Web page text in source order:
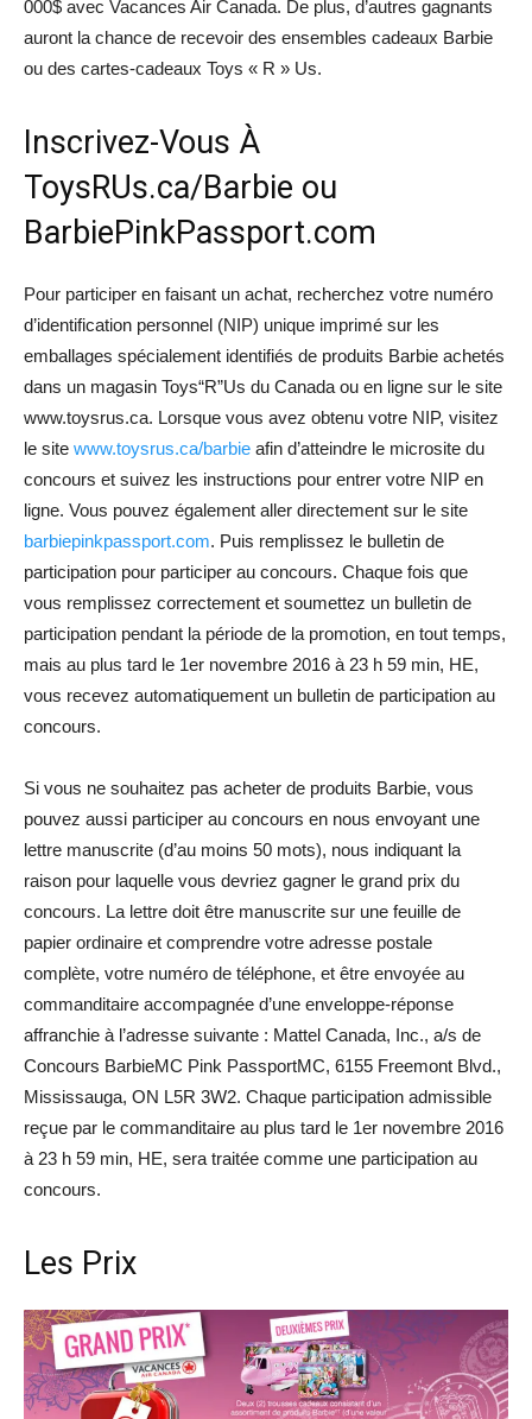
000$ avec Vacances Air Canada. De plus, d’autres gagnants
auront la chance de recevoir des ensembles cadeaux Barbie
ou des cartes-cadeaux Toys « R » Us.
Inscrivez-Vous À
ToysRUs.ca/Barbie ou
BarbiePinkPassport.com
Pour participer en faisant un achat, recherchez votre numéro
d’identification personnel (NIP) unique imprimé sur les
emballages spécialement identifiés de produits Barbie achetés
dans un magasin Toys“R”Us du Canada ou en ligne sur le site
www.toysrus.ca. Lorsque vous avez obtenu votre NIP, visitez
le site www.toysrus.ca/barbie afin d’atteindre le microsite du
concours et suivez les instructions pour entrer votre NIP en
ligne. Vous pouvez également aller directement sur le site
barbiepinkpassport.com. Puis remplissez le bulletin de
participation pour participer au concours. Chaque fois que
vous remplissez correctement et soumettez un bulletin de
participation pendant la période de la promotion, en tout temps,
mais au plus tard le 1er novembre 2016 à 23 h 59 min, HE,
vous recevez automatiquement un bulletin de participation au
concours.
Si vous ne souhaitez pas acheter de produits Barbie, vous
pouvez aussi participer au concours en nous envoyant une
lettre manuscrite (d’au moins 50 mots), nous indiquant la
raison pour laquelle vous devriez gagner le grand prix du
concours. La lettre doit être manuscrite sur une feuille de
papier ordinaire et comprendre votre adresse postale
complète, votre numéro de téléphone, et être envoyée au
commanditaire accompagnée d’une enveloppe-réponse
affranchie à l’adresse suivante : Mattel Canada, Inc., a/s de
Concours BarbieMC Pink PassportMC, 6155 Freemont Blvd.,
Mississauga, ON L5R 3W2. Chaque participation admissible
reçue par le commanditaire au plus tard le 1er novembre 2016
à 23 h 59 min, HE, sera traitée comme une participation au
concours.
Les Prix